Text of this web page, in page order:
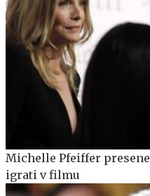
Michelle Pfeiffer
igrati v filmu